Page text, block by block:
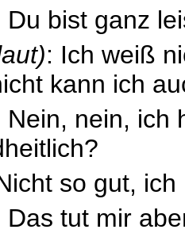
Du bist ganz
: Ich weiß
kann ich
Nein, nein, ich
so gut, ich
Das tut mir